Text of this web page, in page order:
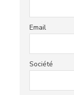
Email
Société